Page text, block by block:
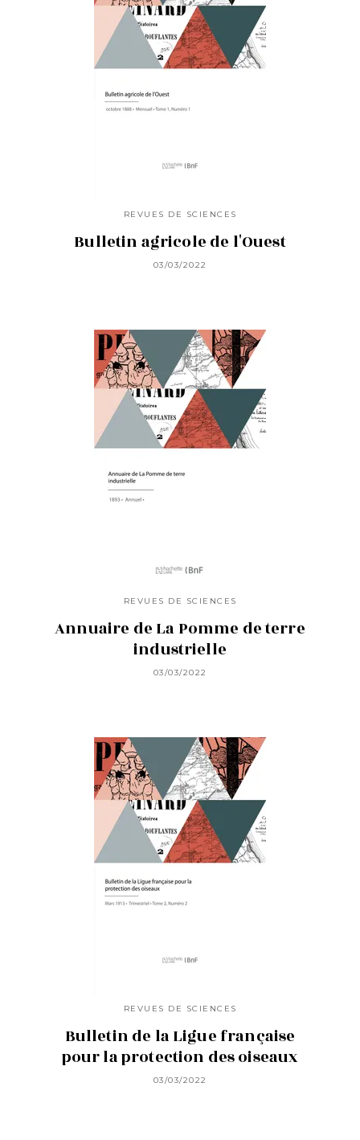
REVUES DE SCIENCES
Bulletin agricole de l'Ouest
03/03/2022
REVUES DE SCIENCES
Annuaire de La Pomme de terre
industrielle
03/03/2022
REVUES DE SCIENCES
Bulletin de la Ligue française
pour la protection des oiseaux
03/03/2022